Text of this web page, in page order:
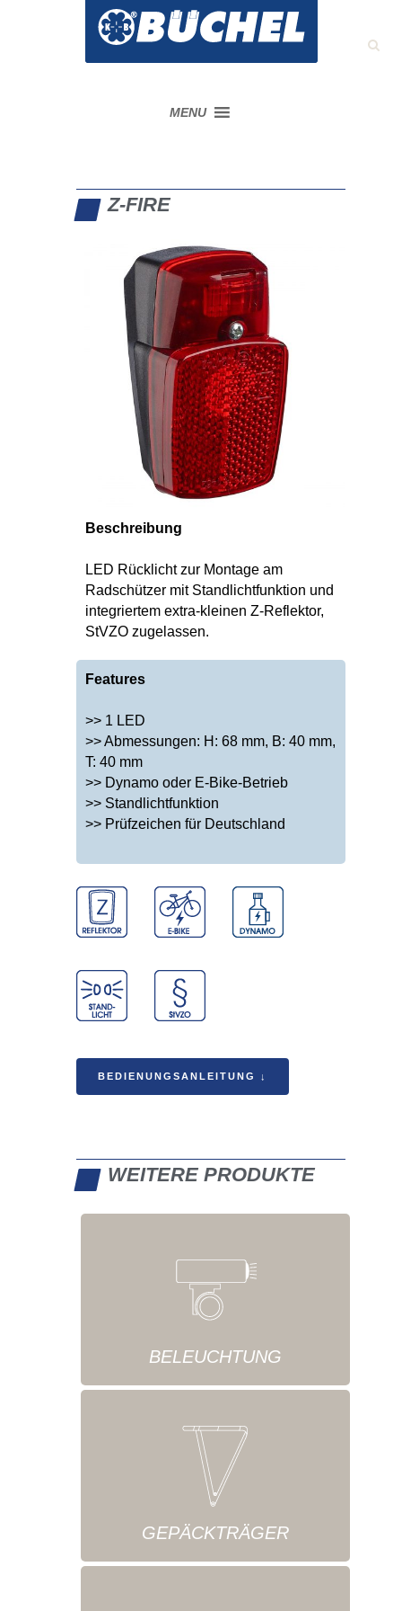
MENU
Z-FIRE
Beschreibung
LED Rücklicht zur Montage am
Radschützer mit Standlichtfunktion und
integriertem extra-kleinen Z-Reflektor,
StVZO zugelassen.
Features
>> 1 LED
>> Abmessungen: H: 68 mm, B: 40 mm,
T: 40 mm
>> Dynamo oder E-Bike-Betrieb
>> Standlichtfunktion
>> Prüfzeichen für Deutschland
BEDIENUNGSANLEITUNG ↓
WEITERE PRODUKTE
BELEUCHTUNG
GEPÄCKTRÄGER